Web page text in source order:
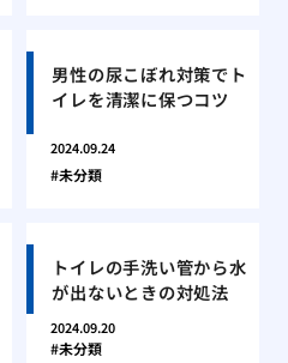
男性の尿こぼれ対策でト
イレを清潔に保つコツ
2024.09.24
未分類
トイレの手洗い管から水
が出ないときの対処法
2024.09.20
未分類